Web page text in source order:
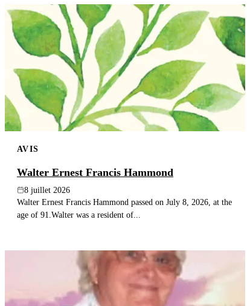
AVIS
Walter Ernest Francis Hammond
8 juillet 2026
Walter Ernest Francis Hammond passed on July 8, 2026, at the
age of 91.Walter was a resident of...